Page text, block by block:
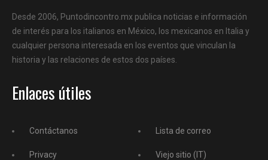
Desde 2006, Puntodincontro.mx publica noticias e información
de interés para los italianos en México, los mexicanos en Italia y
cualquier persona interesada en los eventos que vinculan la
historia y las relaciones de estos dos países.
Enlaces útiles
Contáctanos
Privacy
Lista de correo
Viejo sitio (IT)